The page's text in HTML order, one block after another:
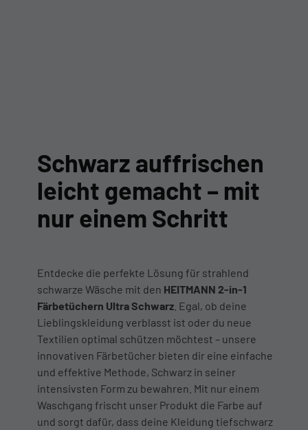
Schwarz auffrischen
leicht gemacht – mit
nur einem Schritt
Entdecke die perfekte Lösung für strahlend
schwarze Wäsche mit den HEITMANN 2-in-1
Färbetüchern Ultra Schwarz . Egal, ob deine
Lieblingskleidung verblasst ist oder du neue
Textilien optimal schützen möchtest – unsere
innovativen Färbetücher bieten dir eine einfache
und effektive Methode, Schwarz in seiner
intensivsten Form zu bewahren. Mit nur einem
Waschgang frischt unser Produkt die Farbe auf
und sorgt dafür, dass deine Kleidung tiefschwarz